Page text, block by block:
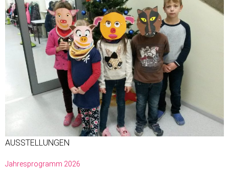
AUSSTELLUNGEN
Jahresprogramm 2026